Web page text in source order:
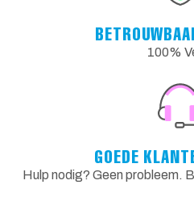
100%
GOEDE
Hulp nodig? Geen probleem.